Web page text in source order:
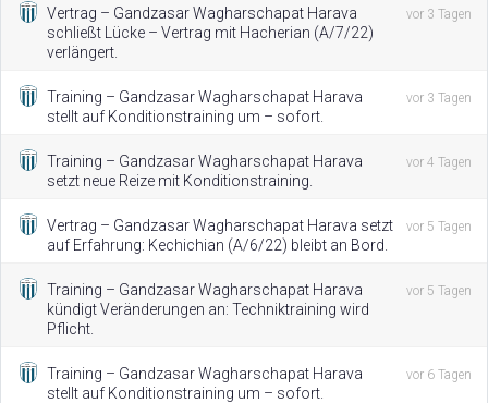
Vertrag – Gandzasar Wagharschapat Harava
schließt Lücke – Vertrag mit Hacherian (A/7/22)
verlängert.
vor 3 Tagen
Training – Gandzasar Wagharschapat Harava
stellt auf Konditionstraining um – sofort.
vor 3 Tagen
Training – Gandzasar Wagharschapat Harava
setzt neue Reize mit Konditionstraining.
vor 4 Tagen
Vertrag – Gandzasar Wagharschapat Harava setzt
auf Erfahrung: Kechichian (A/6/22) bleibt an Bord.
vor 5 Tagen
Training – Gandzasar Wagharschapat Harava
kündigt Veränderungen an: Techniktraining wird
Pflicht.
vor 5 Tagen
Training – Gandzasar Wagharschapat Harava
stellt auf Konditionstraining um – sofort.
vor 6 Tagen